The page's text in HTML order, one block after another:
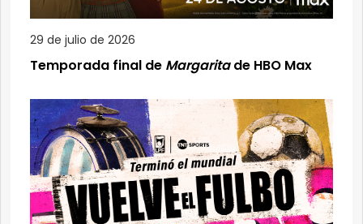
29 de julio de 2026
Temporada final de Margaritade HBO Max